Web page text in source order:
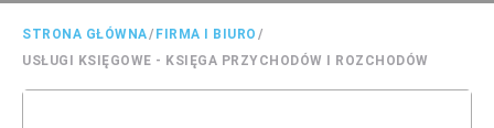
STRONA GŁÓWNA/ FIRMA I BIURO /
USŁUGI KSIĘGOWE - KSIĘGA PRZYCHODÓW I ROZCHODÓW